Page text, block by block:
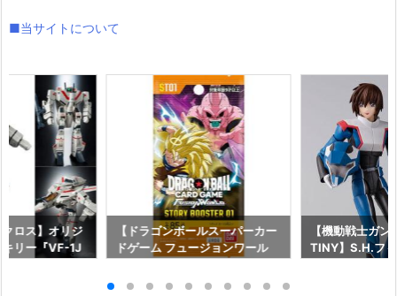
■当サイトについて
ロス】オリジ
リー『VF-1J
【ドラゴンボールスーパーカー
ドゲーム フュージョンワール
［ST01］ストーリーブースタ
【機動戦士ガン
TINY】S.H.フ